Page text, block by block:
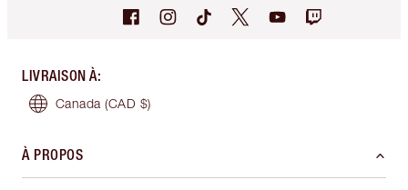
LIVRAISON À:
Canada (CAD $)
À PROPOS